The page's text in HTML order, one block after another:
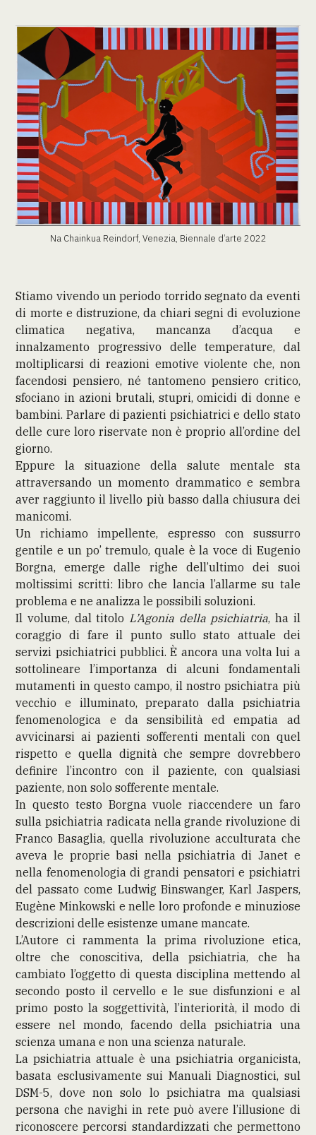
Na Chainkua Reindorf, Venezia, Biennale d’arte 2022
Stiamo vivendo un periodo torrido segnato da eventi
di morte e distruzione, da chiari segni di evoluzione
climatica negativa, mancanza d’acqua e
innalzamento progressivo delle temperature, dal
moltiplicarsi di reazioni emotive violente che, non
facendosi pensiero, né tantomeno pensiero critico,
sfociano in azioni brutali, stupri, omicidi di donne e
bambini. Parlare di pazienti psichiatrici e dello stato
delle cure loro riservate non è proprio all’ordine del
giorno.
Eppure la situazione della salute mentale sta
attraversando un momento drammatico e sembra
aver raggiunto il livello più basso dalla chiusura dei
manicomi.
Un richiamo impellente, espresso con sussurro
gentile e un po’ tremulo, quale è la voce di Eugenio
Borgna, emerge dalle righe dell’ultimo dei suoi
moltissimi scritti: libro che lancia l’allarme su tale
problema e ne analizza le possibili soluzioni.
Il volume, dal titolo L’Agonia della psichiatria, ha il
coraggio di fare il punto sullo stato attuale dei
servizi psichiatrici pubblici. È ancora una volta lui a
sottolineare l’importanza di alcuni fondamentali
mutamenti in questo campo, il nostro psichiatra più
vecchio e illuminato, preparato dalla psichiatria
fenomenologica e da sensibilità ed empatia ad
avvicinarsi ai pazienti sofferenti mentali con quel
rispetto e quella dignità che sempre dovrebbero
definire l’incontro con il paziente, con qualsiasi
paziente, non solo sofferente mentale.
In questo testo Borgna vuole riaccendere un faro
sulla psichiatria radicata nella grande rivoluzione di
Franco Basaglia, quella rivoluzione acculturata che
aveva le proprie basi nella psichiatria di Janet e
nella fenomenologia di grandi pensatori e psichiatri
del passato come Ludwig Binswanger, Karl Jaspers,
Eugène Minkowski e nelle loro profonde e minuziose
descrizioni delle esistenze umane mancate.
L’Autore ci rammenta la prima rivoluzione etica,
oltre che conoscitiva, della psichiatria, che ha
cambiato l’oggetto di questa disciplina mettendo al
secondo posto il cervello e le sue disfunzioni e al
primo posto la soggettività, l’interiorità, il modo di
essere nel mondo, facendo della psichiatria una
scienza umana e non una scienza naturale.
La psichiatria attuale è una psichiatria organicista,
basata esclusivamente sui Manuali Diagnostici, sul
DSM-5, dove non solo lo psichiatra ma qualsiasi
persona che navighi in rete può avere l’illusione di
riconoscere percorsi standardizzati che permettono